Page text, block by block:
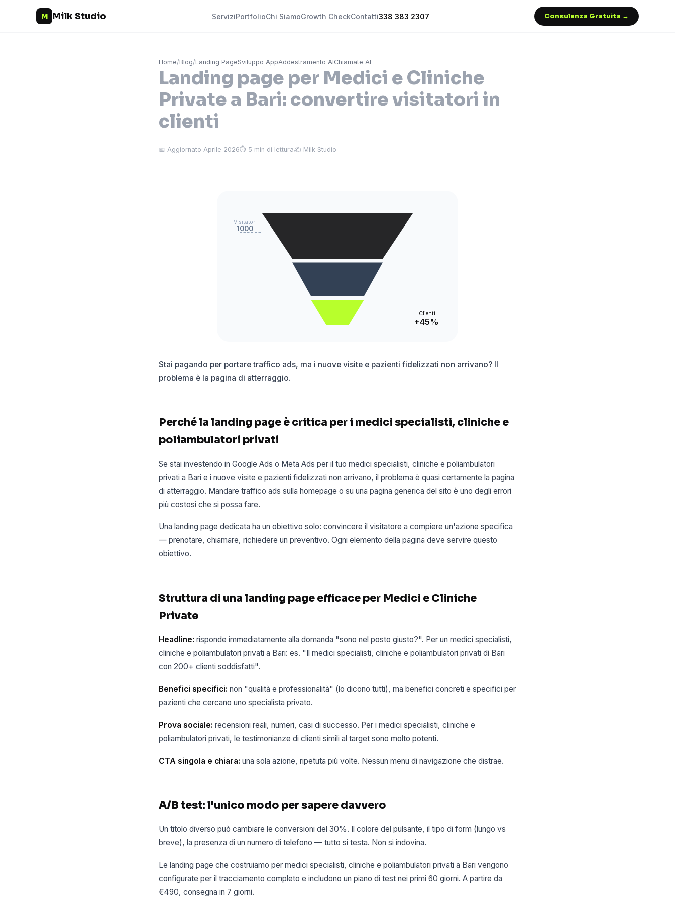
M Milk Studio ServiziPortfolioChi SiamoGrowth CheckContatti338 383 2307 Consulenza Gratuita →
Home/Blog/Landing PageSviluppo AppAddestramento AIChiamate AI
Landing page per Medici e Cliniche
Private a Bari: convertire visitatori in
clienti
📅 Aggiornato Aprile 2026⏱ 5 min di lettura✍️ Milk Studio
Visitatori
1000
Clienti
+45%
Stai pagando per portare traffico ads, ma i nuove visite e pazienti fidelizzati non arrivano? Il
problema è la pagina di atterraggio.
Perché la landing page è critica per i medici specialisti, cliniche e
poliambulatori privati
Se stai investendo in Google Ads o Meta Ads per il tuo medici specialisti, cliniche e poliambulatori
privati a Bari e i nuove visite e pazienti fidelizzati non arrivano, il problema è quasi certamente la pagina
di atterraggio. Mandare traffico ads sulla homepage o su una pagina generica del sito è uno degli errori
più costosi che si possa fare.
Una landing page dedicata ha un obiettivo solo: convincere il visitatore a compiere un'azione specifica
— prenotare, chiamare, richiedere un preventivo. Ogni elemento della pagina deve servire questo
obiettivo.
Struttura di una landing page efficace per Medici e Cliniche
Private
Headline: risponde immediatamente alla domanda "sono nel posto giusto?". Per un medici specialisti,
cliniche e poliambulatori privati a Bari: es. "Il medici specialisti, cliniche e poliambulatori privati di Bari
con 200+ clienti soddisfatti".
Benefici specifici: non "qualità e professionalità" (lo dicono tutti), ma benefici concreti e specifici per
pazienti che cercano uno specialista privato.
Prova sociale: recensioni reali, numeri, casi di successo. Per i medici specialisti, cliniche e
poliambulatori privati, le testimonianze di clienti simili al target sono molto potenti.
CTA singola e chiara: una sola azione, ripetuta più volte. Nessun menu di navigazione che distrae.
A/B test: l'unico modo per sapere davvero
Un titolo diverso può cambiare le conversioni del 30%. Il colore del pulsante, il tipo di form (lungo vs
breve), la presenza di un numero di telefono — tutto si testa. Non si indovina.
Le landing page che costruiamo per medici specialisti, cliniche e poliambulatori privati a Bari vengono
configurate per il tracciamento completo e includono un piano di test nei primi 60 giorni. A partire da
€490, consegna in 7 giorni.